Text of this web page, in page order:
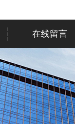
在线留言